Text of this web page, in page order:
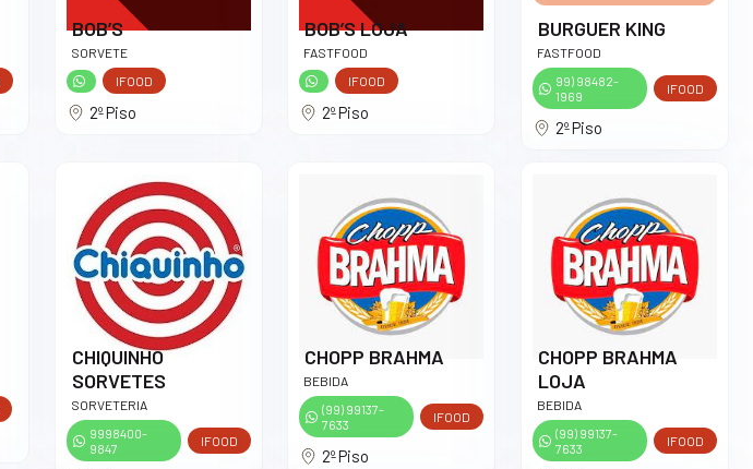
BOB’S
SORVETE
IFOOD
2º Piso
BOB’S LOJA
FASTFOOD
IFOOD
2º Piso
BURGUER KING
FASTFOOD
99) 98482-
1969
IFOOD
2º Piso
CHIQUINHO
SORVETES
SORVETERIA
9998400-
9847
IFOOD
CHOPP BRAHMA
BEBIDA
(99) 99137-
7633
IFOOD
2º Piso
CHOPP BRAHMA
LOJA
BEBIDA
(99) 99137-
7633
IFOOD